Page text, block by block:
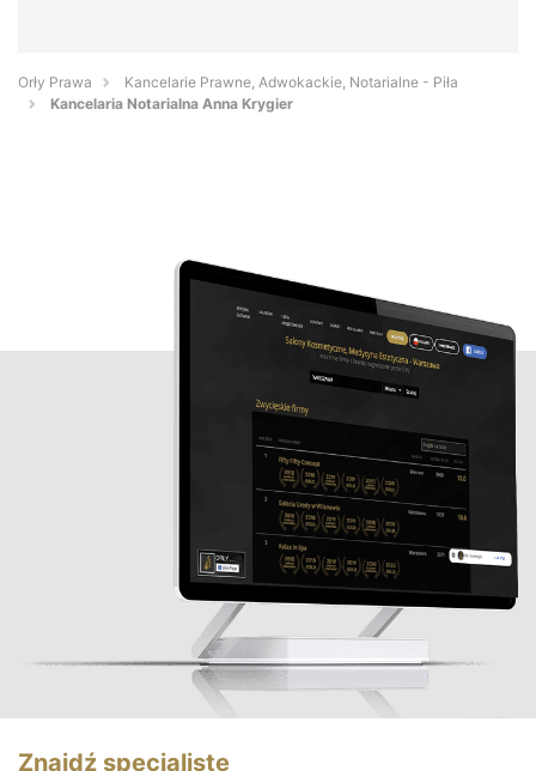
Orły Prawa
Kancelarie Prawne, Adwokackie, Notarialne - Piła
Kancelaria Notarialna Anna Krygier
Znajdź specjalistę